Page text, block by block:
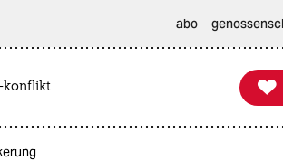
abo
konflikt 
taz